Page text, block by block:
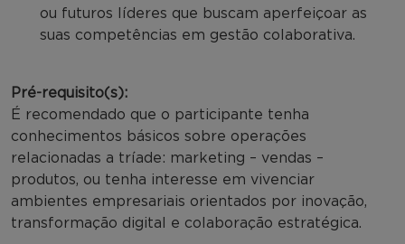
ou futuros líderes que buscam aperfeiçoar as
suas competências em gestão colaborativa.
Pré-requisito(s):
É recomendado que o participante tenha
conhecimentos básicos sobre operações
relacionadas a tríade: marketing – vendas –
produtos, ou tenha interesse em vivenciar
ambientes empresariais orientados por inovação,
transformação digital e colaboração estratégica.